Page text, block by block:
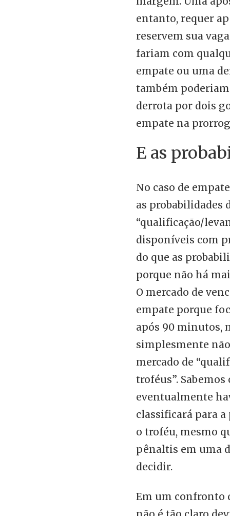
entanto, requer
reservem sua
fariam com
empate ou uma
também
derrota por dois
empate na
E as
No caso de
as probabilidades
“qualificação/
disponíveis com
do que as
porque não há
O mercado de
empate porque
após 90 minutos,
simplesmente
mercado de
troféus”.
eventualmente
classificará para
o troféu, mesmo
pênaltis em uma
decidir.
Em um confronto